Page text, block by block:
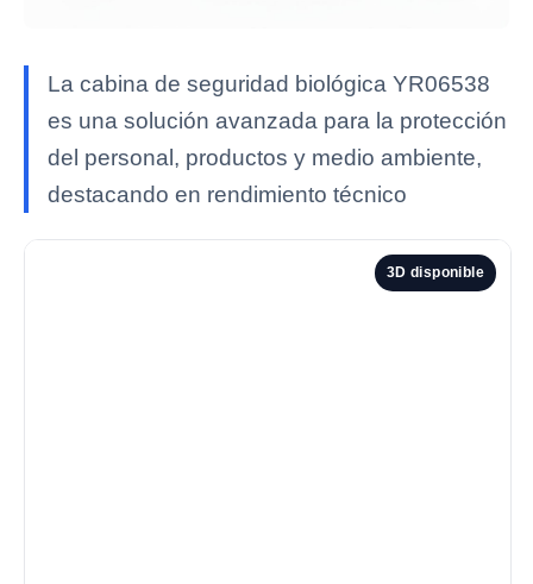
La cabina de seguridad biológica YR06538
es una solución avanzada para la protección
del personal, productos y medio ambiente,
destacando en rendimiento técnico
3D disponible